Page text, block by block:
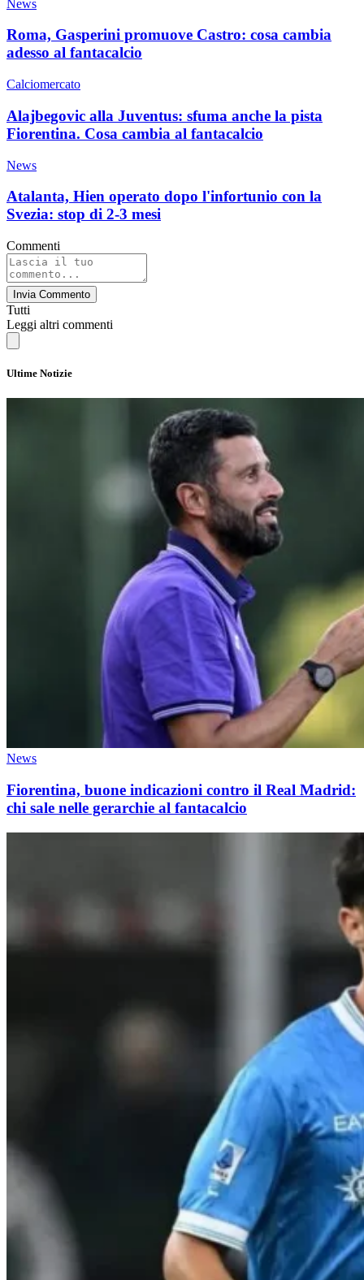
News
Roma, Gasperini promuove Castro: cosa cambia
adesso al fantacalcio
Calciomercato
Alajbegovic alla Juventus: sfuma anche la pista
Fiorentina. Cosa cambia al fantacalcio
News
Atalanta, Hien operato dopo l'infortunio con la
Svezia: stop di 2-3 mesi
Commenti
Invia Commento
Tutti
Leggi altri commenti
Ultime Notizie
News
Fiorentina, buone indicazioni contro il Real Madrid:
chi sale nelle gerarchie al fantacalcio